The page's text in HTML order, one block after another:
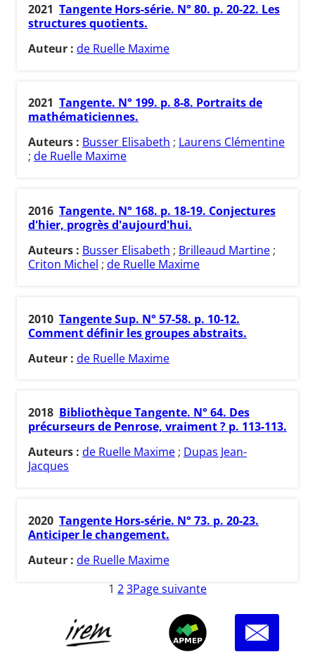
2021 Tangente Hors-série. N° 80. p. 20-22. Les
structures quotients.
Auteur : de Ruelle Maxime
2021 Tangente. N° 199. p. 8-8. Portraits de
mathématiciennes.
Auteurs : Busser Elisabeth ; Laurens Clémentine
; de Ruelle Maxime
2016 Tangente. N° 168. p. 18-19. Conjectures
d'hier, progrès d'aujourd'hui.
Auteurs : Busser Elisabeth ; Brilleaud Martine ;
Criton Michel ; de Ruelle Maxime
2010 Tangente Sup. N° 57-58. p. 10-12.
Comment définir les groupes abstraits.
Auteur : de Ruelle Maxime
2018 Bibliothèque Tangente. N° 64. Des
précurseurs de Penrose, vraiment ? p. 113-113.
Auteurs : de Ruelle Maxime ; Dupas Jean-
Jacques
2020 Tangente Hors-série. N° 73. p. 20-23.
Anticiper le changement.
Auteur : de Ruelle Maxime
1 23Page suivante